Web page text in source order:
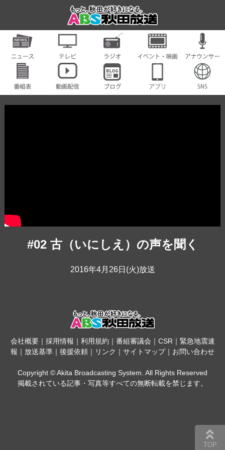
#02 古（いにしえ）の声を聞く
2016年4月26日(火)放送
会社概要｜ 採用情報 ｜ 利用規約 ｜ 番組審議会 ｜ CSR ｜ 緊急地震速
報 ｜ 放送基準 ｜ 後援依頼 ｜ リンク ｜ サイトマップ｜ お問い合わせ
Copyright © Akita Broadcasting System. All Rights Reserved
掲載されている記事・写真等すべての無断転載を禁じます。